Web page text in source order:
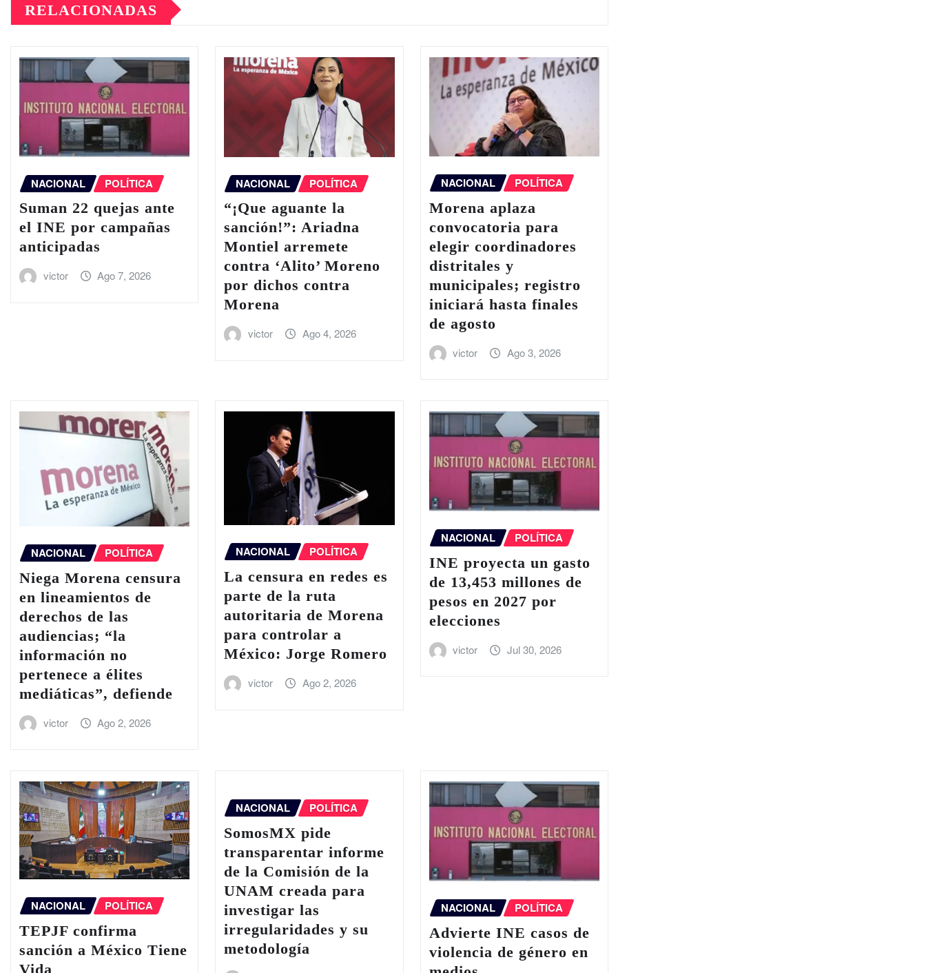
RELACIONADAS
NACIONAL POLÍTICA
Suman 22 quejas ante
el INE por campañas
anticipadas
victor Ago 7, 2026
NACIONAL POLÍTICA
“¡Que aguante la
sanción!”: Ariadna
Montiel arremete
contra ‘Alito’ Moreno
por dichos contra
Morena
victor Ago 4, 2026
NACIONAL POLÍTICA
Morena aplaza
convocatoria para
elegir coordinadores
distritales y
municipales; registro
iniciará hasta finales
de agosto
victor Ago 3, 2026
NACIONAL POLÍTICA
Niega Morena censura
en lineamientos de
derechos de las
audiencias; “la
información no
pertenece a élites
mediáticas”, defiende
victor Ago 2, 2026
NACIONAL POLÍTICA
La censura en redes es
parte de la ruta
autoritaria de Morena
para controlar a
México: Jorge Romero
victor Ago 2, 2026
NACIONAL POLÍTICA
INE proyecta un gasto
de 13,453 millones de
pesos en 2027 por
elecciones
victor Jul 30, 2026
NACIONAL POLÍTICA
TEPJF confirma
sanción a México Tiene
Vida
NACIONAL POLÍTICA
SomosMX pide
transparentar informe
de la Comisión de la
UNAM creada para
investigar las
irregularidades y su
metodología
NACIONAL POLÍTICA
Advierte INE casos de
violencia de género en